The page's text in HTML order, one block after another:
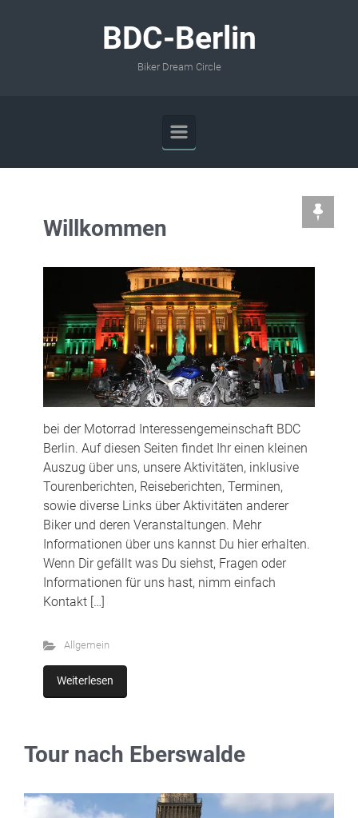
BDC-Berlin
Biker Dream Circle
Willkommen
bei der Motorrad Interessengemeinschaft BDC
Berlin. Auf diesen Seiten findet Ihr einen kleinen
Auszug über uns, unsere Aktivitäten, inklusive
Tourenberichten, Reiseberichten, Terminen,
sowie diverse Links über Aktivitäten anderer
Biker und deren Veranstaltungen. Mehr
Informationen über uns kannst Du hier erhalten.
Wenn Dir gefällt was Du siehst, Fragen oder
Informationen für uns hast, nimm einfach
Kontakt […]
Allgemein
Weiterlesen
Tour nach Eberswalde